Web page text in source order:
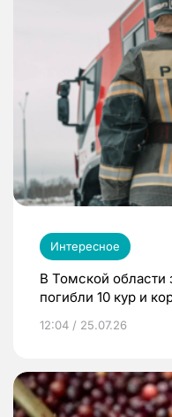
Интересное
В Томской области
погибли 10 кур и
12:04 / 25.07.26